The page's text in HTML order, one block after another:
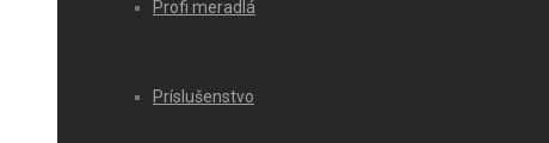
Profi meradlá
Príslušenstvo